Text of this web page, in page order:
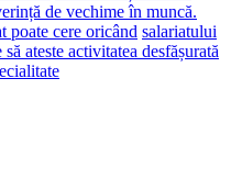
de vechime în muncă.
poate cere oricând salariatului
ateste activitatea desfășurată